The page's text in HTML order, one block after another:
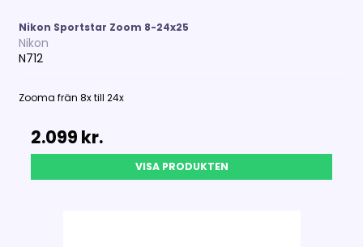
Nikon Sportstar Zoom 8-24x25
Nikon
N712
Zooma frän 8x till 24x
2.099 kr.
VISA PRODUKTEN